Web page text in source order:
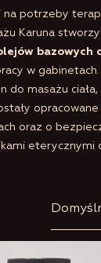
na potrzeby
Karuna
bazowych
w
do masażu
oraz o
eterycznymi